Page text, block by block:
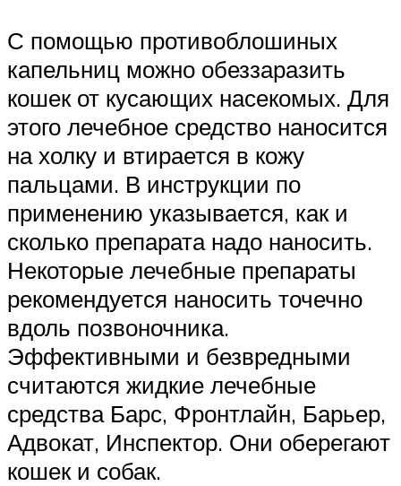
С помощью противоблошиных
капельниц можно обеззаразить
кошек от кусающих насекомых. Для
этого лечебное средство наносится
на холку и втирается в кожу
пальцами. В инструкции по
применению указывается, как и
сколько препарата надо наносить.
Некоторые лечебные препараты
рекомендуется наносить точечно
вдоль позвоночника.
Эффективными и безвредными
считаются жидкие лечебные
средства Барс, Фронтлайн, Барьер,
Адвокат, Инспектор. Они оберегают
кошек и собак.